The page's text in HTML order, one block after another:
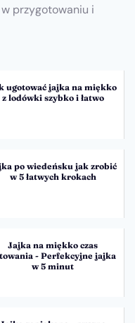
przygotowaniu i
ugotować jajka na miękko
z lodówki szybko i łatwo
po wiedeńsku jak zrobić
w 5 łatwych krokach
Jajka na miękko czas
- Perfekcyjne jajka
w 5 minut